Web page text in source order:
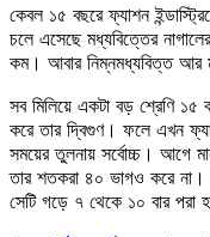
কেবল ১৫ বছরে ফ্যাশন
চলে এসেছে মধ্যবিত্তের
কম। আবার নিম্নমধ্যবিত্ত আর
সব মিলিয়ে একটা বড় শ্রেণি
করে তার দ্বিগুণ। ফলে এখন
সময়ের তুলনায় সর্বোচ্চ। আগে
তার শতকরা ৪০ ভাগও করে
সেটি গড়ে ৭ থেকে ১০ বার পরা